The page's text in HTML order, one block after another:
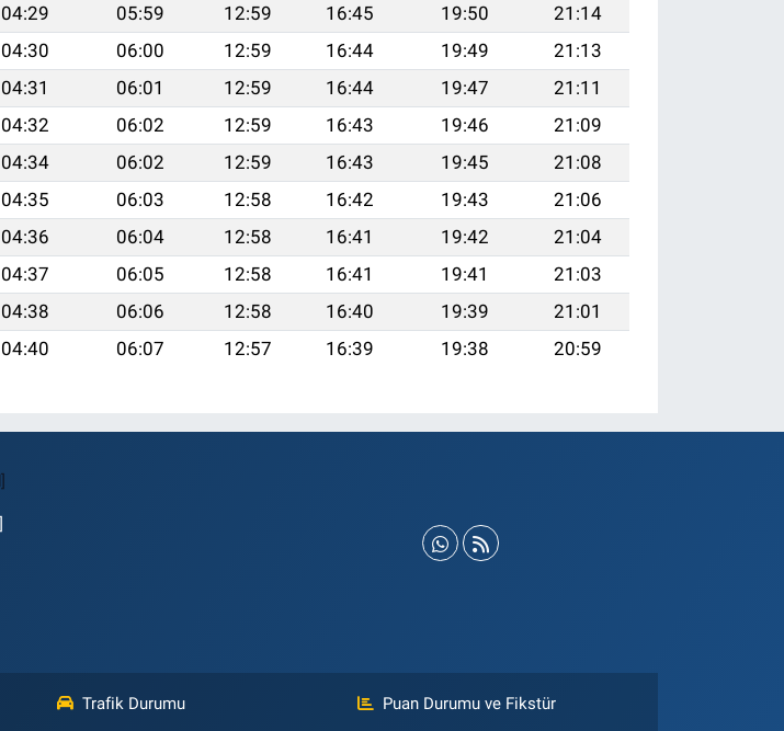
04:29 05:59 12:59 16:45 19:50
21:14
04:30 06:00 12:59 16:44 19:49
21:13
04:31 06:01 12:59 16:44 19:47
21:11
04:32 06:02 12:59 16:43 19:46
21:09
04:34 06:02 12:59 16:43 19:45
21:08
04:35 06:03 12:58 16:42 19:43
21:06
04:36 06:04 12:58 16:41 19:42
21:04
04:37 06:05 12:58 16:41 19:41
21:03
04:38 06:06 12:58 16:40 19:39
21:01
04:40 06:07 12:57 16:39 19:38 20:59
Trafik Durumu Puan Durumu ve Fikstür